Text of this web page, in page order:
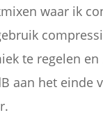
waar ik
te regelen en
aan het einde